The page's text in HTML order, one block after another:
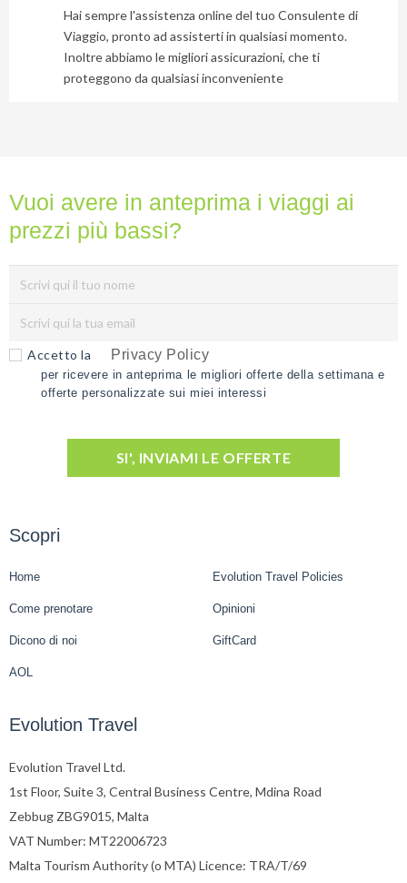
privacy)Hai sempre l'assistenza online del tuo Consulente di
Viaggio, pronto ad assisterti in qualsiasi momento.
Inoltre abbiamo le migliori assicurazioni, che ti
proteggono da qualsiasi inconveniente
Vuoi avere in anteprima i viaggi ai
prezzi più bassi?
Accetto la Privacy Policy
per ricevere in anteprima le migliori offerte della settimana e
offerte personalizzate sui miei interessi
SI', INVIAMI LE OFFERTE
Scopri
Home Evolution Travel Policies
Come prenotare Opinioni
Dicono di noi GiftCard
AOL
Evolution Travel
Evolution Travel Ltd.
1st Floor, Suite 3, Central Business Centre, Mdina Road
Zebbug ZBG9015, Malta
VAT Number: MT22006723
Malta Tourism Authority (o MTA) Licence: TRA/T/69